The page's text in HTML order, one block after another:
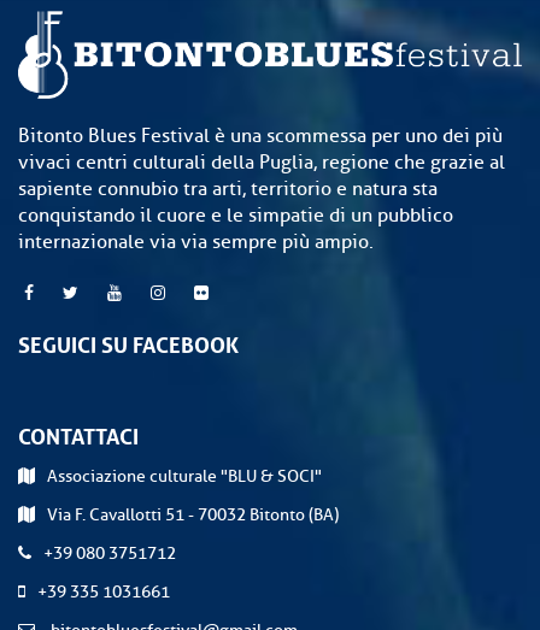
Bitonto Blues Festival è una scommessa per uno dei più
vivaci centri culturali della Puglia, regione che grazie al
sapiente connubio tra arti, territorio e natura sta
conquistando il cuore e le simpatie di un pubblico
internazionale via via sempre più ampio.
SEGUICI SU FACEBOOK
CONTATTACI
Associazione culturale "BLU & SOCI"
Via F. Cavallotti 51 - 70032 Bitonto (BA)
+39 080 3751712
+39 335 1031661